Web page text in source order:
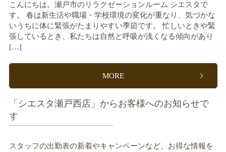
こんにちは。瀬戸市のリラクゼーションルーム シエスタで
す。 春は新生活や職場・学校環境の変化が重なり、気づかな
いうちに体に緊張がたまりやすい季節です。 忙しいときや緊
張しているとき、私たちは自然と呼吸が浅くなる傾向があり
[…]
MORE
「シエスタ瀬戸西店」からお客様へのお知らせで
す
スタッフの出勤表の新着やキャンペーンなど、お得な情報を